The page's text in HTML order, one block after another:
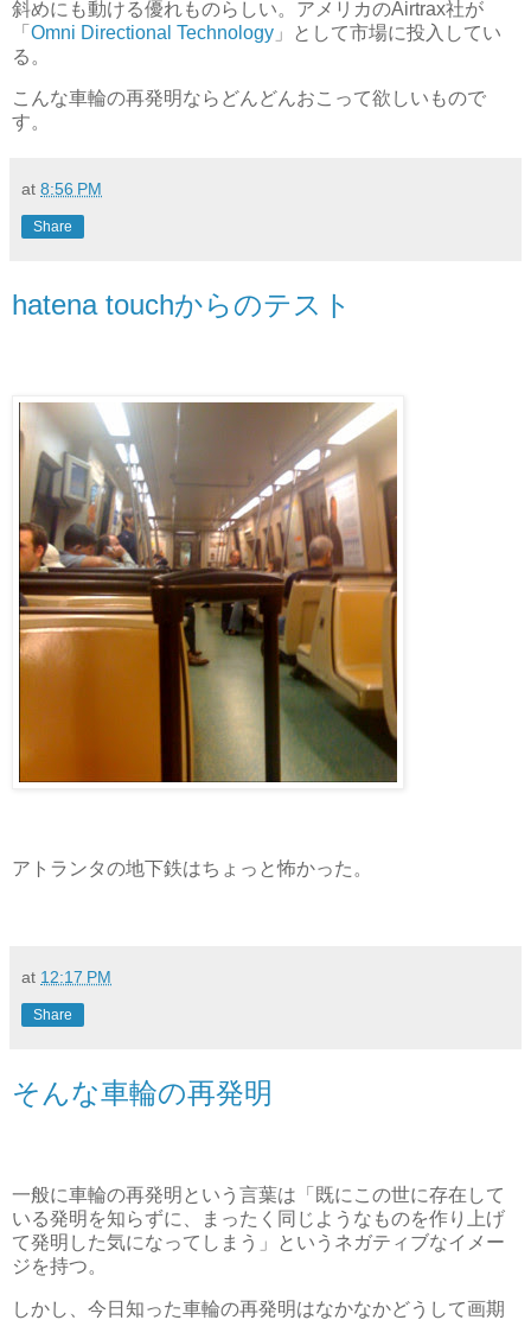
斜めにも動ける優れものらしい。アメリカのAirtrax社が
「 Omni Directional Technology 」として市場に投入してい
る。
こんな車輪の再発明ならどんどんおこって欲しいもので
す。
at 8:56 PM
Share
hatena touchからのテスト
アトランタの地下鉄はちょっと怖かった。
at 12:17 PM
Share
そんな車輪の再発明
一般に車輪の再発明という言葉は「既にこの世に存在して
いる発明を知らずに、まったく同じようなものを作り上げ
て発明した気になってしまう」というネガティブなイメー
ジを持つ。
しかし、今日知った車輪の再発明はなかなかどうして画期